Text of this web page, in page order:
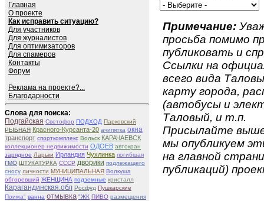
Главная
О проекте
Как исправить ситуацию?
Для участников
Для журналистов
Для оптимизаторов
Для спамеров
Контакты
Форум
Реклама на проекте?...
Благодарности
Слова для поиска:
Подгайская Светофор ПОДХОД Парковский
РЫБНАЯ Красного-Курсанта-20 ачипятка окна
транспорт спорткомплекс Вольск КАРАЧАЕВСК
коллекционер недвижимости ОДОЕВ автокран
зарядное Ларьки Ирландия Чухлинка погибшая
ГМО ШТУКАТУРКА СССР дворики подлежащего
сносу личности МУНИЦИПАЛЬНАЯ Волкуша
обгоревший ЖЕНЩИНА подземные кристалл
Карагандинская.обл Росфуд Пушкарские
Поима" ванна отмывка "ЖК ПИВО размещения
Примечание:
просьба помимо
публиковать и
Ссылки на
всего вида
карту города,
(автобусы и
Таловый, и т.п.
Присылайте
мы опубликуем
на главной
публикаций)